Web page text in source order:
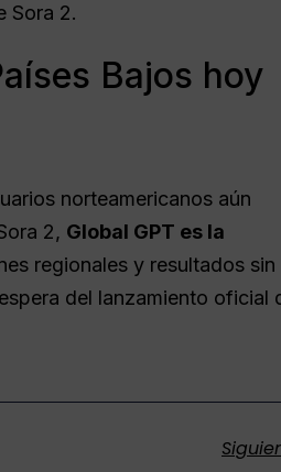
Sora 2.
Bajos hoy
norteamericanos aún
2, Global GPT es la
regionales y resultados sin
del lanzamiento oficial